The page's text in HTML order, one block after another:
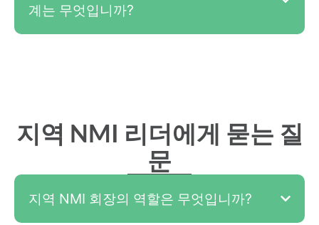
계는 무엇입니까?
지역 NMI 리더에게 묻는 질
문
지역 NMI 회장의 역할은 무엇입니까?